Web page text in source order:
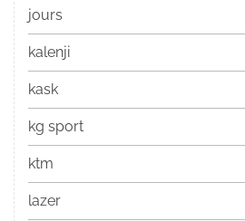
jours
kalenji
kask
kg sport
ktm
lazer